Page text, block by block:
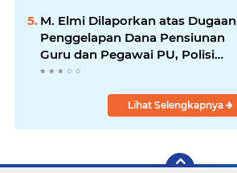
M. Elmi Dilaporkan atas Dugaan
Penggelapan Dana Pensiunan
Guru dan Pegawai PU, Polisi
Pastikan Proses Hukum
Lihat Selengkapnya